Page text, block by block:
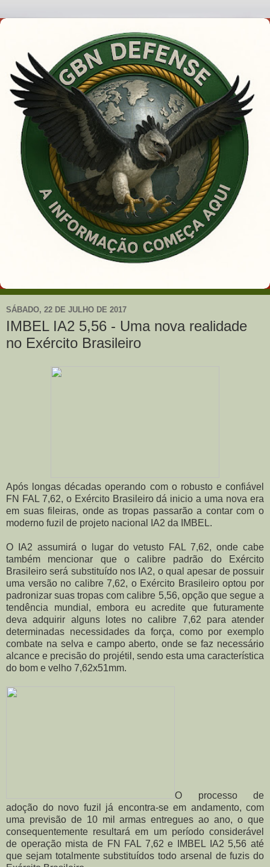
SÁBADO, 22 DE JULHO DE 2017
IMBEL IA2 5,56 - Uma nova realidade
no Exército Brasileiro
Após longas décadas operando com o robusto e confiável
FN FAL 7,62, o Exército Brasileiro dá inicio a uma nova era
em suas fileiras, onde as tropas passarão a contar com o
moderno fuzil de projeto nacional IA2 da IMBEL.
O IA2 assumirá o lugar do vetusto FAL 7,62, onde cabe
também mencionar que o calibre padrão do Exército
Brasileiro será substituído nos IA2, o qual apesar de possuir
uma versão no calibre 7,62, o Exército Brasileiro optou por
padronizar suas tropas com calibre 5,56, opção que segue a
tendência mundial, embora eu acredite que futuramente
deva adquirir alguns lotes no calibre 7,62 para atender
determinadas necessidades da força, como por exemplo
combate na selva e campo aberto, onde se faz necessário
alcance e precisão do projétil, sendo esta uma característica
do bom e velho 7,62x51mm.
O processo de
adoção do novo fuzil já encontra-se em andamento, com
uma previsão de 10 mil armas entregues ao ano, o que
consequentemente resultará em um período considerável
de operação mista de FN FAL 7,62 e IMBEL IA2 5,56 até
que sejam totalmente substituídos todo arsenal de fuzis do